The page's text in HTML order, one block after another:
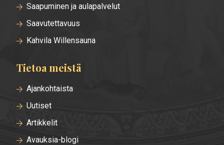
Saapuminen ja aulapalvelut
Saavutettavuus
Kahvila Willensauna
Tietoa meistä
Ajankohtaista
Uutiset
Artikkelit
Avauksia-blogi